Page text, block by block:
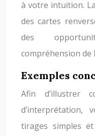
à votre intuition.
des cartes
des
compréhension de
Exemples
Afin d’illustrer
d’interprétation,
tirages simples et